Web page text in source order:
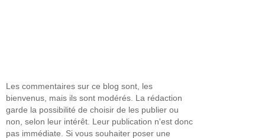
Les commentaires sur ce blog sont, les
bienvenus, mais ils sont modérés. La rédaction
garde la possibilité de choisir de les publier ou
non, selon leur intérêt. Leur publication n'est donc
pas immédiate. Si vous souhaiter poser une